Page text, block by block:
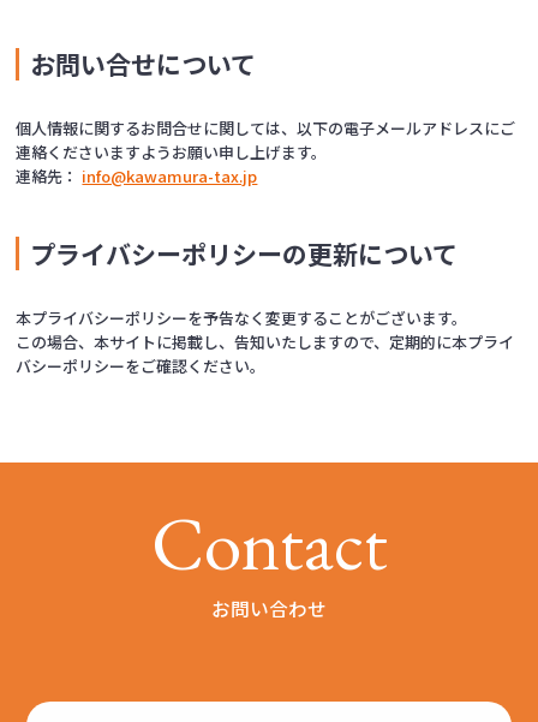
お問い合せについて
個人情報に関するお問合せに関しては、以下の電子メールアドレスにご
連絡くださいますようお願い申し上げます。
連絡先： info@kawamura-tax.jp
プライバシーポリシーの更新について
本プライバシーポリシーを予告なく変更することがございます。
この場合、本サイトに掲載し、告知いたしますので、定期的に本プライ
バシーポリシーをご確認ください。
Contact
お問い合わせ